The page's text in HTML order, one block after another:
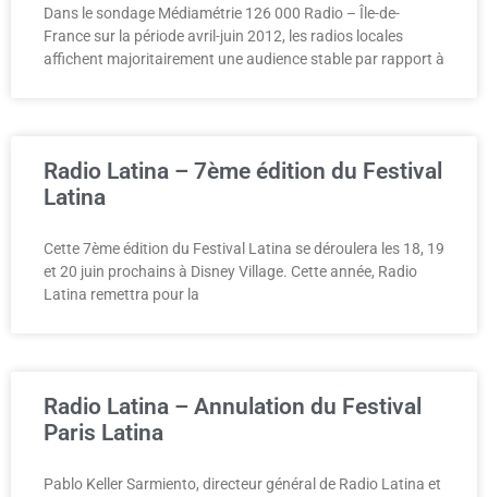
Dans le sondage Médiamétrie 126 000 Radio – Île-de-
France sur la période avril-juin 2012, les radios locales
affichent majoritairement une audience stable par rapport à
Radio Latina – 7ème édition du Festival
Latina
Cette 7ème édition du Festival Latina se déroulera les 18, 19
et 20 juin prochains à Disney Village. Cette année, Radio
Latina remettra pour la
Radio Latina – Annulation du Festival
Paris Latina
Pablo Keller Sarmiento, directeur général de Radio Latina et